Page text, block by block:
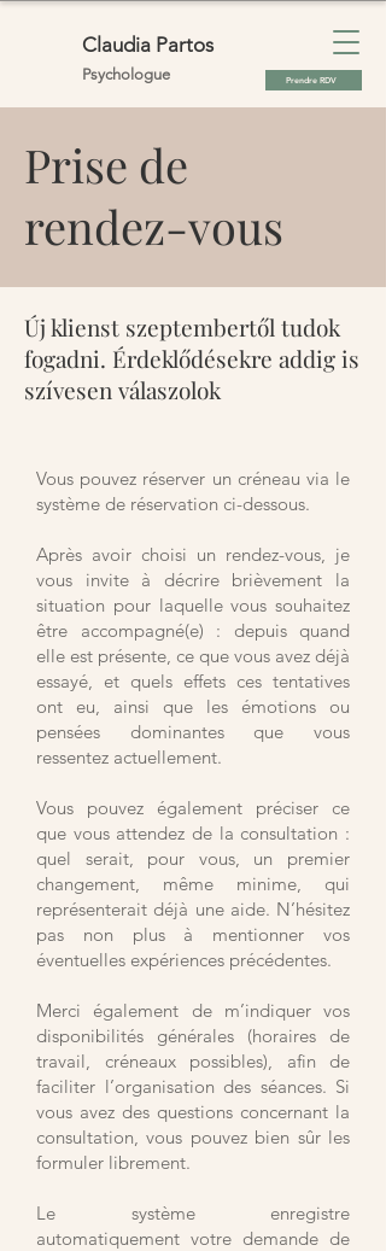
Claudia Partos
Psychologue Prendre RDV
Prise de
rendez-vous
Új klienst szeptembertől tudok
fogadni. Érdeklődésekre addig is
szívesen válaszolok
Vous pouvez réserver un créneau via le
système de réservation ci-dessous.
Après avoir choisi un rendez-vous, je
vous invite à décrire brièvement la
situation pour laquelle vous souhaitez
être accompagné(e) : depuis quand
elle est présente, ce que vous avez déjà
essayé, et quels effets ces tentatives
ont eu, ainsi que les émotions ou
pensées dominantes que vous
ressentez actuellement.
Vous pouvez également préciser ce
que vous attendez de la consultation :
quel serait, pour vous, un premier
changement, même minime, qui
représenterait déjà une aide. N’hésitez
pas non plus à mentionner vos
éventuelles expériences précédentes.
Merci également de m’indiquer vos
disponibilités générales (horaires de
travail, créneaux possibles), afin de
faciliter l’organisation des séances. Si
vous avez des questions concernant la
consultation, vous pouvez bien sûr les
formuler librement.
Le système enregistre
automatiquement votre demande de